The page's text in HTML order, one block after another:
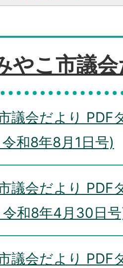
やこ市議
議会だより PDF
和8年8月1日号)
議会だより PDF
和8年4月30日
議会だより PDF